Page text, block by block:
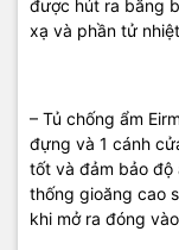
được hút ra bằng
xạ và phần tử
– Tủ chống ẩm
đựng và 1 cánh
tốt và đảm bảo độ
thống gioăng cao
khi mở ra đóng